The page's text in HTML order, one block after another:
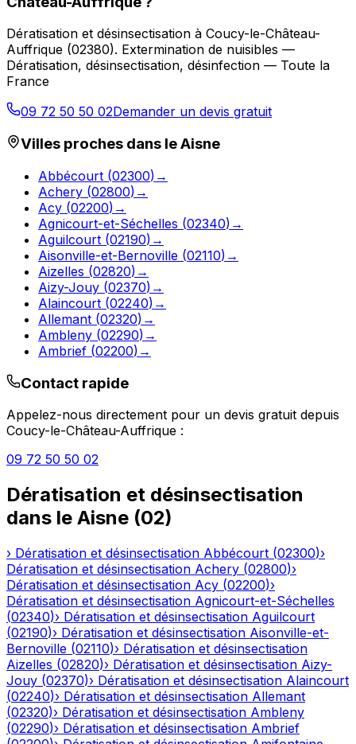
Dératisation et désinsectisation à Coucy-le-Château-
Auffrique (02380). Extermination de nuisibles —
Dératisation, désinsectisation, désinfection — Toute la
France
09 72 50 50 02Demander un devis gratuit
Villes proches dans leAisne
Abbécourt (02300) →
Achery (02800) →
Acy (02200) →
Agnicourt-et-Séchelles (02340) →
Aguilcourt (02190) →
Aisonville-et-Bernoville (02110) →
Aizelles (02820) →
Aizy-Jouy (02370) →
Alaincourt (02240) →
Allemant (02320) →
Ambleny (02290) →
Ambrief (02200) →
Contact rapide
Appelez-nous directement pour un devis gratuit depuis
Coucy-le-Château-Auffrique :
09 72 50 50 02
Dératisation et désinsectisation
dans le Aisne (02)
› Dératisation et désinsectisation Abbécourt (02300)›
Dératisation et désinsectisation Achery (02800)›
Dératisation et désinsectisation Acy (02200)›
Dératisation et désinsectisation Agnicourt-et-Séchelles
(02340)› Dératisation et désinsectisation Aguilcourt
(02190)› Dératisation et désinsectisation Aisonville-et-
Bernoville (02110)› Dératisation et désinsectisation
Aizelles (02820)› Dératisation et désinsectisation Aizy-
Jouy (02370)› Dératisation et désinsectisation Alaincourt
(02240)› Dératisation et désinsectisation Allemant
(02320)› Dératisation et désinsectisation Ambleny
(02290)› Dératisation et désinsectisation Ambrief